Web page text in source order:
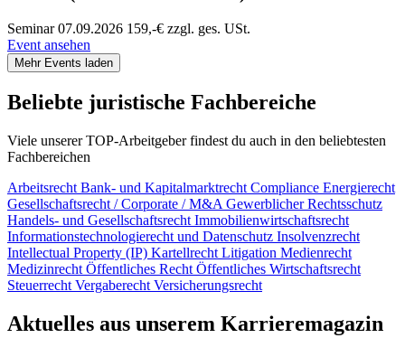
Seminar07.09.2026 159,-€ zzgl. ges. USt.
Event ansehen
Mehr Events laden
Beliebte juristische Fachbereiche
Viele unserer TOP-Arbeitgeber findest du auch in den beliebtesten
Fachbereichen
Arbeitsrecht Bank- und Kapitalmarktrecht Compliance Energierecht
Gesellschaftsrecht / Corporate / M&A Gewerblicher Rechtsschutz
Handels- und Gesellschaftsrecht Immobilienwirtschaftsrecht
Informationstechnologierecht und Datenschutz Insolvenzrecht
Intellectual Property (IP) Kartellrecht Litigation Medienrecht
Medizinrecht Öffentliches Recht Öffentliches Wirtschaftsrecht
Steuerrecht Vergaberecht Versicherungsrecht
Aktuelles aus unserem Karrieremagazin